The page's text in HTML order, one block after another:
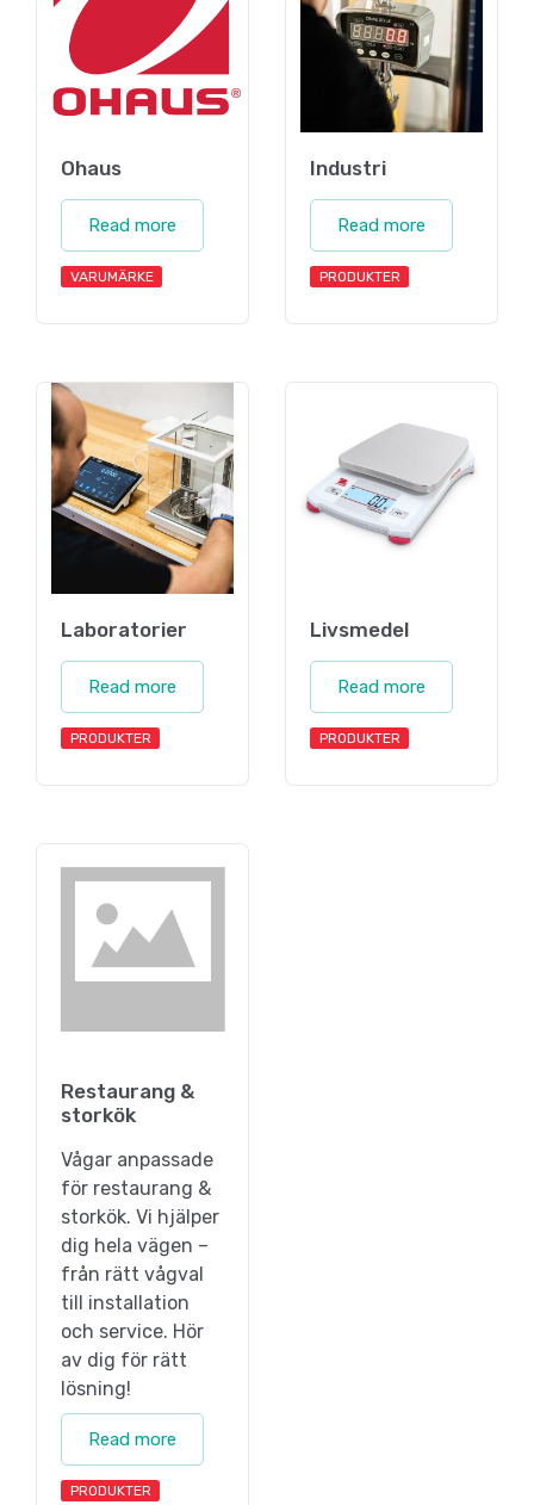
Ohaus
Read more
VARUMÄRKE
Industri
Read more
PRODUKTER
Laboratorier
Read more
PRODUKTER
Livsmedel
Read more
PRODUKTER
Restaurang &
storkök
Vågar anpassade
för restaurang &
storkök. Vi hjälper
dig hela vägen –
från rätt vågval
till installation
och service. Hör
av dig för rätt
lösning!
Read more
PRODUKTER